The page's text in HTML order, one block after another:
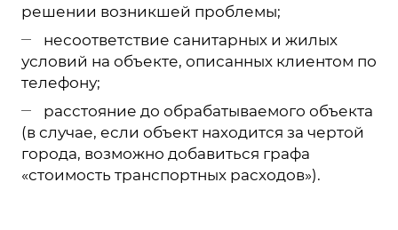
решении возникшей проблемы;
несоответствие санитарных и жилых
условий на объекте, описанных клиентом по
телефону;
расстояние до обрабатываемого объекта
(в случае, если объект находится за чертой
города, возможно добавиться графа
«стоимость транспортных расходов»).